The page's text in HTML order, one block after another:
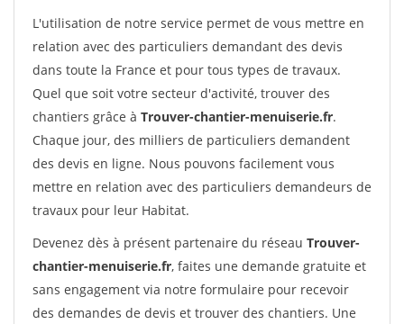
L'utilisation de notre service permet de vous mettre en
relation avec des particuliers demandant des devis
dans toute la France et pour tous types de travaux.
Quel que soit votre secteur d'activité, trouver des
chantiers grâce à Trouver-chantier-menuiserie.fr.
Chaque jour, des milliers de particuliers demandent
des devis en ligne. Nous pouvons facilement vous
mettre en relation avec des particuliers demandeurs de
travaux pour leur Habitat.
Devenez dès à présent partenaire du réseau Trouver-
chantier-menuiserie.fr, faites une demande gratuite et
sans engagement via notre formulaire pour recevoir
des demandes de devis et trouver des chantiers. Une